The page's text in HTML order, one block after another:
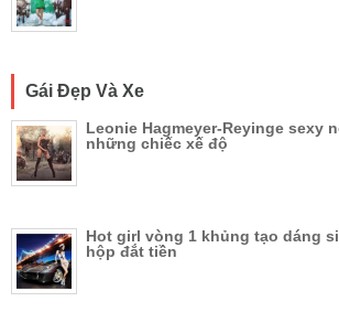
Gái Đẹp Và Xe
Leonie Hagmeyer-Reyinge sexy
những chiếc xế độ
Hot girl vòng 1 khủng tạo dáng
hộp đắt tiền